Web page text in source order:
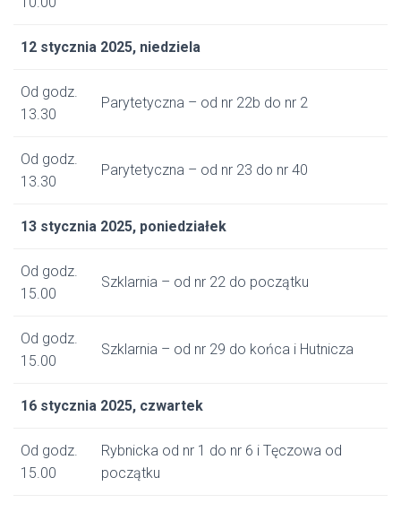
12 stycznia 2025, niedziela
Od godz.
13.30
Parytetyczna – od nr 22b do nr 2
Od godz.
13.30
Parytetyczna – od nr 23 do nr 40
13 stycznia 2025, poniedziałek
Od godz.
15.00
Szklarnia – od nr 22 do początku
Od godz.
15.00
Szklarnia – od nr 29 do końca i Hutnicza
16 stycznia 2025, czwartek
Od godz.
15.00
Rybnicka od nr 1 do nr 6 i Tęczowa od
początku